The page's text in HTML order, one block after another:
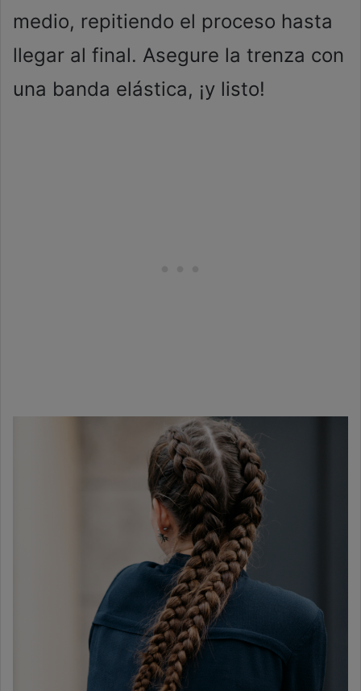
medio, repitiendo el proceso hasta
llegar al final. Asegure la trenza con
una banda elástica, ¡y listo!